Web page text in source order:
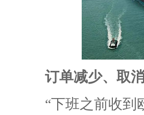
订单减少、取
“下班之前收到